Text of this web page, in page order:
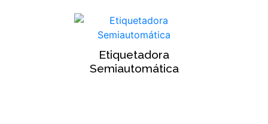
Etiquetadora
Semiautomática